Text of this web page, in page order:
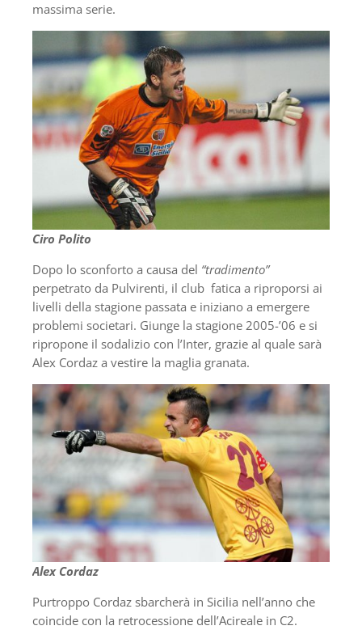
massima serie.
Ciro Polito
Dopo lo sconforto a causa del “tradimento”
perpetrato da Pulvirenti, il club fatica a riproporsi ai
livelli della stagione passata e iniziano a emergere
problemi societari. Giunge la stagione 2005-’06 e si
ripropone il sodalizio con l’Inter, grazie al quale sarà
Alex Cordaz a vestire la maglia granata.
Alex Cordaz
Purtroppo Cordaz sbarcherà in Sicilia nell’anno che
coincide con la retrocessione dell’Acireale in C2.